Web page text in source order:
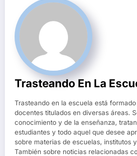
Trasteando En La
Trasteando en la escuela está
docentes titulados en diversas áreas.
conocimiento y de la enseñanza,
estudiantes y todo aquel que desee
sobre materias de escuelas, institutos
También sobre noticias relacionadas